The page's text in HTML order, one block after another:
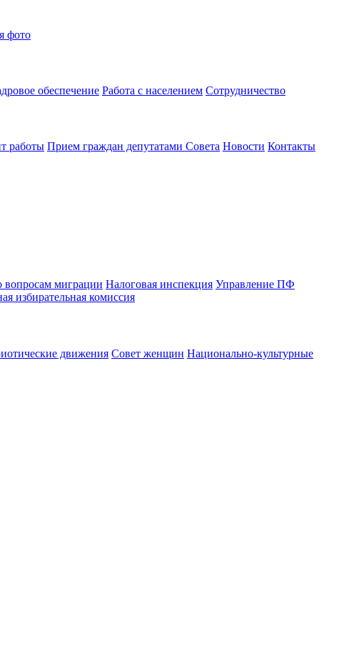
фото
обеспечение Работа с населением Сотрудничество
работы Прием граждан депутатами Совета Новости Контакты
вопросам миграции Налоговая инспекция Управление ПФ
избирательная комиссия
движения Совет женщин Национально-культурные